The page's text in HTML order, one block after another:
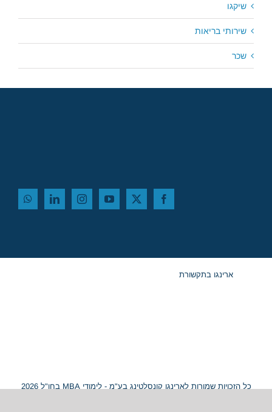
שיקגו
שירותי בריאות
שכר
ארינגו בתקשורת
כל הזכויות שמורות לארינגו קונסלטינג בע"מ - לימודי MBA בחו"ל 2026